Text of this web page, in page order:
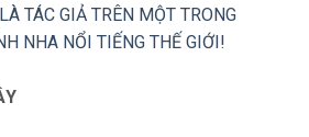
TÁC GIẢ TRÊN MỘT TRONG
NHA NỔI TIẾNG THẾ GIỚI!